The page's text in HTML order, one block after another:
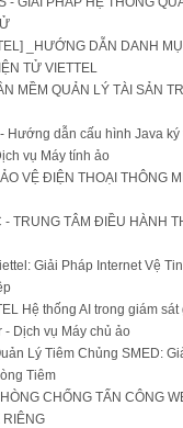
_HƯỚNG DẪN DANH
TỬ VIETTEL
MỀM QUẢN LÝ TÀI SẢN
Hướng dẫn cấu hình Java ký
vụ Máy tính ảo
VỆ ĐIỆN THOẠI THÔNG
- TRUNG TÂM ĐIỀU HÀNH
Giải Pháp Internet Vệ
Hệ thống AI trong giám
- Dịch vụ Máy chủ ảo
Lý Tiêm Chủng SMED:
Tiêm
CHỐNG TẤN CÔNG
RIÊNG